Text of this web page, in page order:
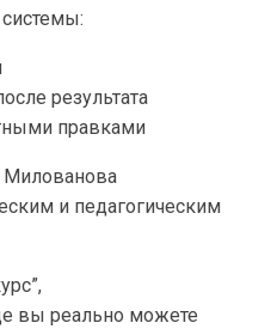
системы:
результата
правками
Милованова
и педагогическим
вы реально можете